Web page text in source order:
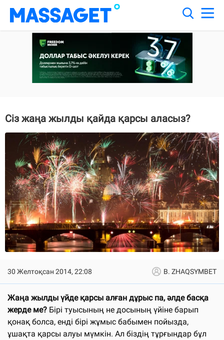
Сіз жаңа жылды қайда қарсы аласыз?
30 Желтоқсан 2014, 22:08 B. ZHAQSYMBET
Жаңа жылды үйде қарсы алған дұрыс па, әлде басқа
жерде ме? Бірі туысының не досының үйіне барып
қонақ болса, енді бірі жұмыс бабымен пойызда,
ұшақта қарсы алуы мүмкін. Ал біздің тұрғындар бұл